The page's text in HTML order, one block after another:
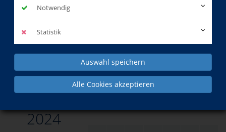
Notwendig
Statistik
Auswahl speichern
Alle Cookies akzeptieren
im November
2024